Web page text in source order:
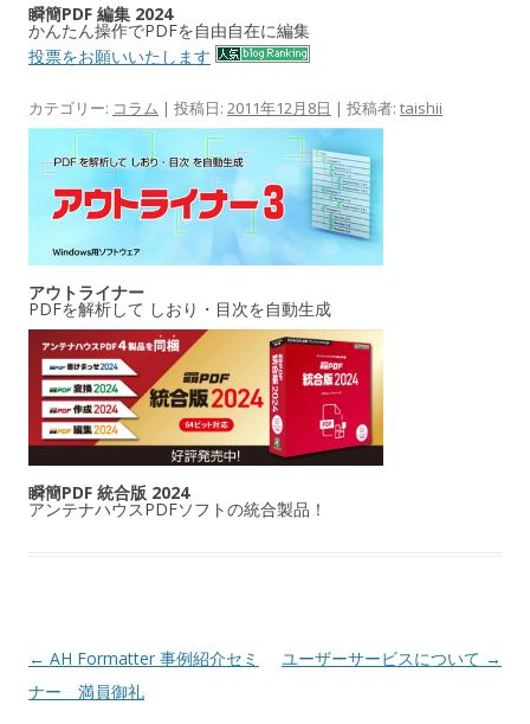
瞬簡PDF 編集 2024
かんたん操作でPDFを自由自在に編集
投票をお願いいたします
カテゴリー: コラム | 投稿日: 2011年12月8日 | 投稿者: taishii
アウトライナー
PDFを解析して しおり・目次を自動生成
瞬簡PDF 統合版 2024
アンテナハウスPDFソフトの統合製品！
投稿ナビゲーション
← AH Formatter 事例紹介セミ
ナー 満員御礼
ユーザーサービスについて →